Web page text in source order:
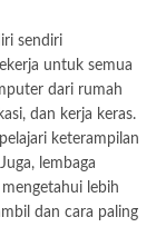
sendiri
untuk semua
dari rumah
dan kerja keras.
keterampilan
lembaga
lebih
dan cara paling